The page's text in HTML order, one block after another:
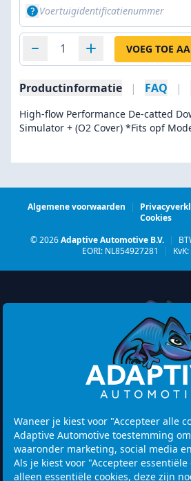
Waneer je kiest voor "Accepteer alle
Adaptive Automotive toestemming
waaronder marketing, social media
Als je kiest voor "Accepteer
alleen essentiële cookies, deze zijn
VOEG TOE
Productinformatie | FAQ |
High-flow Performance De-catted
Simulator + (O2 Cover) *Fits opf
Algemene voorwaarden |
Cookies
© 2026Adaptive Automotive B.V. |
EORI: NL854927281
|
Watermolen 29
6229 PM
Openingstijden:
Let op! Bezoek is alleen mogelijk
afspraak.